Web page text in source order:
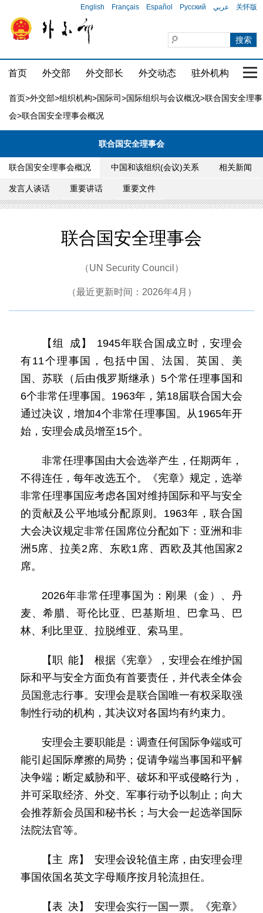
English Français Español Русский عربي 关怀版
首页 外交部 外交部长 外交动态 驻外机构 国
首页>外交部>组织机构>国际司>国际组织与会议概况>联合国安全理事
会>联合国安全理事会概况
联合国安全理事会
联合国安全理事会概况 中国和该组织(会议)关系 相关新闻
发言人谈话 重要讲话 重要文件
联合国安全理事会
（UN Security Council）
（最近更新时间：2026年4月）
【组 成】 1945年联合国成立时，安理会
有11个理事国，包括中国、法国、英国、美
国、苏联（后由俄罗斯继承）5个常任理事国和
6个非常任理事国。1963年，第18届联合国大会
通过决议，增加4个非常任理事国。从1965年开
始，安理会成员增至15个。
非常任理事国由大会选举产生，任期两年，
不得连任，每年改选五个。《宪章》规定，选举
非常任理事国应考虑各国对维持国际和平与安全
的贡献及公平地域分配原则。1963年，联合国
大会决议规定非常任国席位分配如下：亚洲和非
洲5席、拉美2席、东欧1席、西欧及其他国家2
席。
2026年非常任理事国为：刚果（金）、丹
麦、希腊、哥伦比亚、巴基斯坦、巴拿马、巴
林、利比里亚、拉脱维亚、索马里。
【职 能】 根据《宪章》，安理会在维护国
际和平与安全方面负有首要责任，并代表全体会
员国意志行事。安理会是联合国唯一有权采取强
制性行动的机构，其决议对各国均有约束力。
安理会主要职能是：调查任何国际争端或可
能引起国际摩擦的局势；促请争端当事国和平解
决争端；断定威胁和平、破坏和平或侵略行为，
并可采取经济、外交、军事行动予以制止；向大
会推荐新会员国和秘书长；与大会一起选举国际
法院法官等。
【主 席】 安理会设轮值主席，由安理会理
事国依国名英文字母顺序按月轮流担任。
【表 决】 安理会实行一国一票。《宪章》